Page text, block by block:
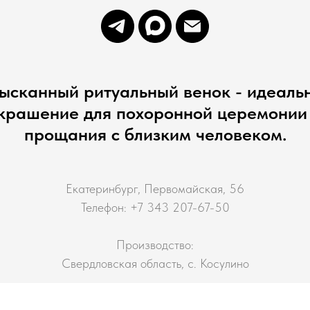
ритуальный венок -
для похоронной
прощания с близким человеком.
Екатеринбург, Первомайская, 56
Телефон: +7 343 207-67-50
Производство:
Свердловская область, с. Косулино